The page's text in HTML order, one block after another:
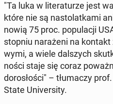
"Ta luka w li­te­ra­tu­rze jest
które nie są na­sto­lat­ka­mi
no­wią 75 proc. po­pu­la­cji
stopniu na­ra­że­ni na
wy­mi, a wiele dal­szych
no­ści staje się coraz
do­ro­sło­ści" – tłu­ma­czy
State Uni­ver­si­ty.